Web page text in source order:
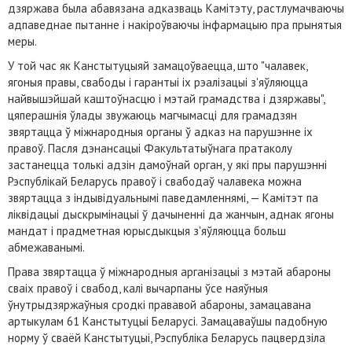
дзяржава была абавязана адказваць Камітэту, растлумачваючы
адпаведнае пытанне і накіроўваючы інфармацыю пра прынятыя
меры.
У той час як Канстытуцыяй замацоўваецца, што "чалавек,
ягоныя правы, свабоды і гарантыі іх рэалізацыі з'яўляюцца
найвышэйшай каштоўнасцю і мэтай грамадства і дзяржавы",
цяперашнія ўлады звужаюць магчымасці для грамадзян
звяртацца ў міжнародныя органы ў адказ на парушэнне іх
правоў. Пасля дэнансацыі Факультатыўнага пратаколу
застанецца толькі адзін дамоўнай орган, у які пры парушэнні
Рэспублікай Беларусь правоў і свабодаў чалавека можна
звяртацца з індывідуальнымі паведамленнямі, — Камітэт па
ліквідацыі дыскрымінацыі ў дачыненні да жанчын, аднак ягоны
мандат і прадметная юрысдыкцыя з'яўляюцца больш
абмежаванымі.
Права звяртацца ў міжнародныя арганізацыі з мэтай абароны
сваіх правоў і свабод, калі вычарпаны ўсе наяўныя
ўнутрыдзяржаўныя сродкі прававой абароны, замацавана
артыкулам 61 Канстытуцыі Беларусі. Замацаваўшы падобную
норму ў сваёй Канстытуцыі, Рэспубліка Беларусь пацвердзіла